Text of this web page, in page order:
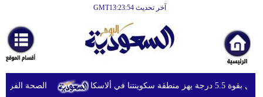
آخر تحديث GMT13:23:54
أخبارعاجلة
رياضة
ثقافة
الصحة الفرنسية يهز منطقة سكوينتنا في ألاسكا